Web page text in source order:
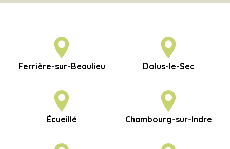
Ferrière-sur-Beaulieu Dolus-le-Sec
Écueillé Chambourg-sur-Indre